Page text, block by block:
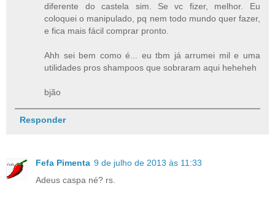
diferente do castela sim. Se vc fizer, melhor. Eu
coloquei o manipulado, pq nem todo mundo quer fazer,
e fica mais fácil comprar pronto.
Ahh sei bem como é... eu tbm já arrumei mil e uma
utilidades pros shampoos que sobraram aqui heheheh
bjão
Responder
Fefa Pimenta 9 de julho de 2013 às 11:33
Adeus caspa né? rs.